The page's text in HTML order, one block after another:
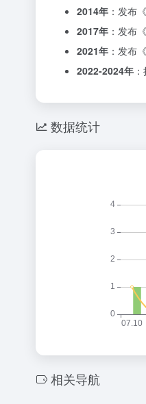
2014年 ：发布
2017年 ：发布
2021年 ：发布
2022-2024年
数据统计
相关导航